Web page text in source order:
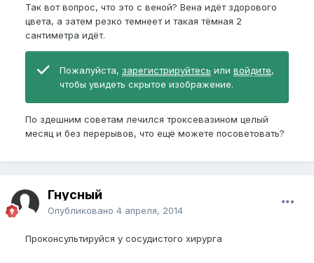
Так вот вопрос, что это с веной? Вена идёт здорового
цвета, а затем резко темнеет и такая тёмная 2
сантиметра идёт.
Пожалуйста, зарегистрируйтесь или войдите,
чтобы увидеть скрытое изображение.
По здешним советам лечился троксевазином целый
месяц и без перерывов, что ещё можете посоветовать?
Гнусный
Опубликовано 4 апреля, 2014
Проконсультируйся у сосудистого хирурга